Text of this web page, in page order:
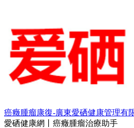
癌癥腫瘤康復-廣東愛硒健康管理有
愛硒健康網丨癌癥腫瘤治療助手